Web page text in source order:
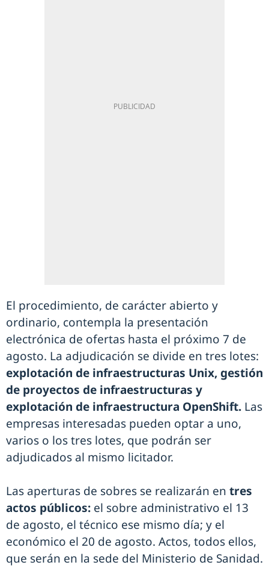
El procedimiento, de carácter abierto y
ordinario, contempla la presentación
electrónica de ofertas hasta el próximo 7 de
agosto. La adjudicación se divide en tres lotes:
explotación de infraestructuras Unix, gestión
de proyectos de infraestructuras y
explotación de infraestructura OpenShift. Las
empresas interesadas pueden optar a uno,
varios o los tres lotes, que podrán ser
adjudicados al mismo licitador.
Las aperturas de sobres se realizarán en tres
actos públicos: el sobre administrativo el 13
de agosto, el técnico ese mismo día; y el
económico el 20 de agosto. Actos, todos ellos,
que serán en la sede del Ministerio de Sanidad.